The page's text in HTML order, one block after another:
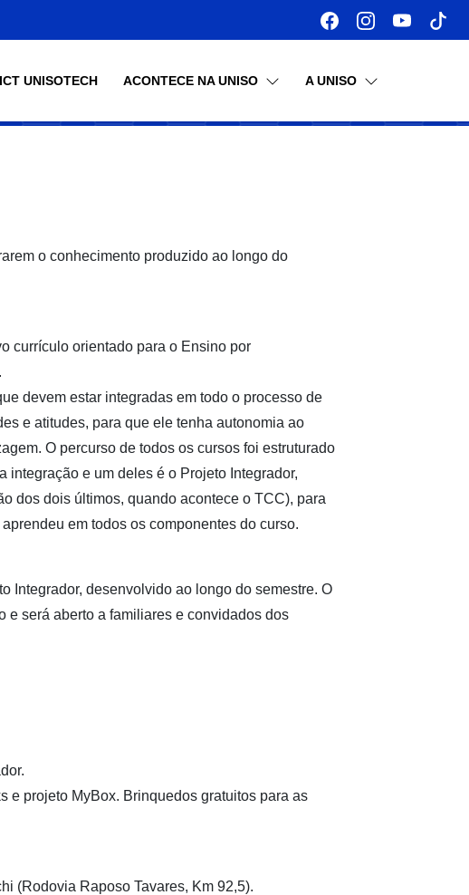
ICT UNISOTECH ACONTECE NA UNISO A UNISO
o conhecimento produzido ao longo do
currículo orientado para o Ensino por
devem estar integradas em todo o processo de
e atitudes, para que ele tenha autonomia ao
O percurso de todos os cursos foi estruturado
e um deles é o Projeto Integrador,
dos dois últimos, quando acontece o TCC), para
em todos os componentes do curso.
Integrador, desenvolvido ao longo do semestre. O
e será aberto a familiares e convidados dos
e projeto MyBox. Brinquedos gratuitos para as
(Rodovia Raposo Tavares, Km 92,5).